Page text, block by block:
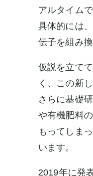
アルタイム
具体的には
伝子を組み
仮説を立て
く、この新
さらに基礎
や有機肥料
もってしま
います。
2019年に発